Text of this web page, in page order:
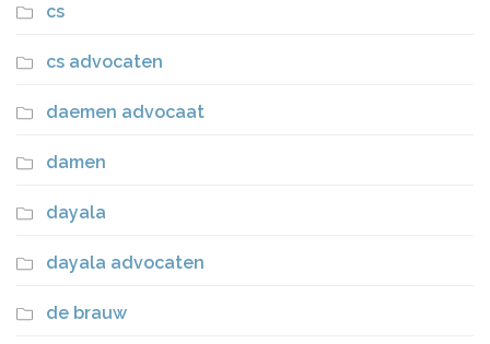
cs
cs advocaten
daemen advocaat
damen
dayala
dayala advocaten
de brauw